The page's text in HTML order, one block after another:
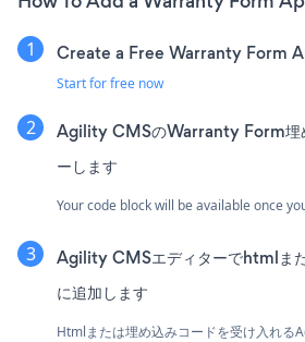
Create a Free Warranty Form
Start for free now
Agility CMSのWarranty Form埋
ーします
Your code block will be available once
Agility CMSエディターでhtmlま
に追加します
Htmlまたは埋め込みコードを受け入れる